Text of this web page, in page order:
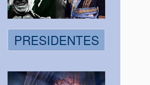
PRESIDENTES